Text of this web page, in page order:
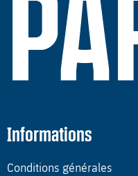
Informations
Conditions générales